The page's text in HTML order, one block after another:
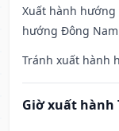
Xuất hành hướng
hướng Đông
Tránh xuất hành
Giờ xuất hành